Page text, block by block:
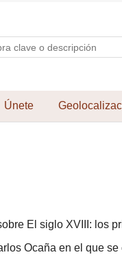
Únete
El siglo XVIII: los
Ocaña en el que